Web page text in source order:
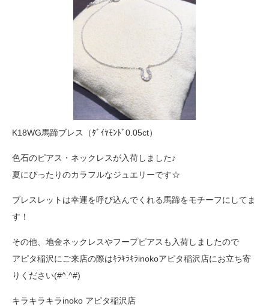
K18WG馬蹄ブレス（ﾀﾞｲﾔﾓﾝﾄﾞ0.05ct）
色石のピアス・ネックレスが入荷しました♪
夏にぴったりのカラフルなジュエリーです☆
ブレスレットは幸運を呼び込んでくれる馬蹄をモチーフにしてま
す！
その他、地金ネックレスやフープピアスも入荷しましたので
アピタ稲沢にご来店の際はｷﾗｷﾗｷﾗinokoアピタ稲沢店にお立ち寄
りください(#^.^#)
キラキラキラinoko アピタ稲沢店